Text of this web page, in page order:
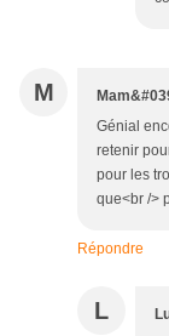
M
Génial
retenir
pour les
que<br />
Répondre
L